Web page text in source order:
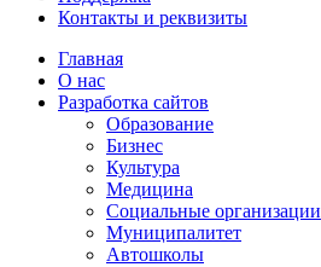
Контакты и реквизиты
Главная
О нас
Разработка сайтов
Образование
Бизнес
Культура
Медицина
Социальные организации
Муниципалитет
Автошколы